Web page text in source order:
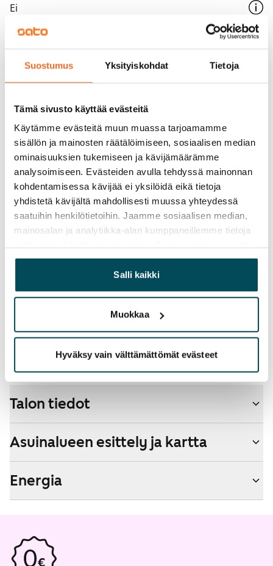
Suostumus Yksityiskohdat Tietoja
Tämä sivusto käyttää evästeitä
Käytämme evästeitä muun muassa tarjoamamme
sisällön ja mainosten räätälöimiseen, sosiaalisen median
ominaisuuksien tukemiseen ja kävijämäärämme
analysoimiseen. Evästeiden avulla tehdyssä mainonnan
kohdentamisessa kävijää ei yksilöidä eikä tietoja
yhdistetä kävijältä mahdollisesti muussa yhteydessä
saatuihin henkilötietoihin. Jaamme sosiaalisen median,
mainosalan ja analytiikka-alan kumppaneillemme tietoja
yhdistää näitä tietoja muihin tietoihin, joita olet antanut
heille tai joita on kerätty, kun olet käyttänyt heidän
palvelujaan.
Salli kaikki
Muokkaa
Hyväksy vain välttämättömät evästeet
Ei
Vuokra
Vuokravakuus
0 €, (yrityksille min. 1 kk vuokra)
Pakollinen, ei sisälly vuokraan
Vesimaksu
Kulutuksen mukaan
Sähkömaksu
Vuokralainen solmii itse sähkösopimuksen.
Laajakaista
lisänopeutta etuhintaan ottamalla yhteyttä
Lemmikit sallittu
Savuton talo
Talon tiedot
Asuinalueen esittely ja kartta
Energia